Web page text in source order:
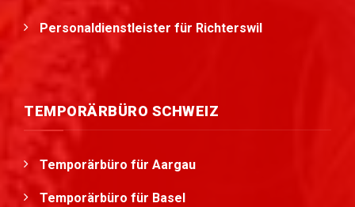
Personaldienstleister für Richterswil
TEMPORÄRBÜRO SCHWEIZ
Temporärbüro für Aargau
Temporärbüro für Basel